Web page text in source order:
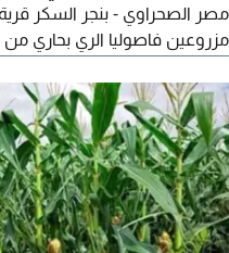
مصر الصحراوي - بنجر السكر
مزروعين فاصوليا الري بحاري
سور
للوسطاء منعا للاحراج